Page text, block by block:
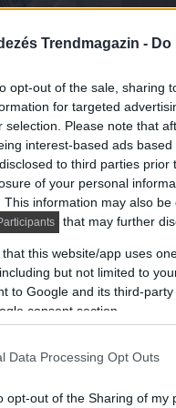
Trendmagazin -
opt-out of the sale, sharing
for targeted
selection. Please note that
interest-based ads
to third parties
of your personal
This information may also
that may further
that this website/app uses
but not limited to
to Google and its third-
consent section.
Data Processing Opt Outs
opt-out of the Sharing of my
található kis
és könnyű
tégla, elektromos
mind be kellett
enteriőr, melyre
köszönhetően
nappalit összevonja
összenyitását. A